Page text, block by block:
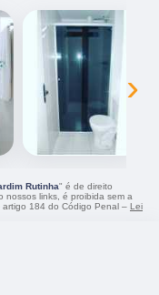
›
Rutinha" é de direito
nossos links, é proibida sem a
184 do Código Penal – Lei